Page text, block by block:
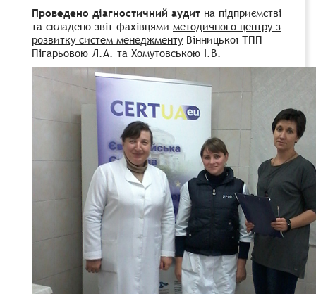
Проведено діагностичний аудит на підприємстві
та складено звіт фахівцями методичного центру з
розвитку систем менеджментуВінницької ТПП
Пігарьовою Л.А. та Хомутовською І.В.